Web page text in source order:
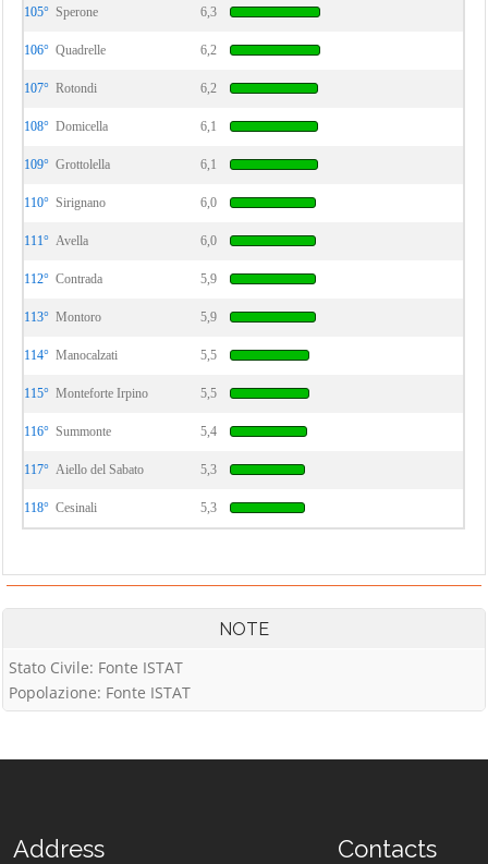
105° Sperone 6,3
106° Quadrelle 6,2
107° Rotondi 6,2
108° Domicella 6,1
109° Grottolella 6,1
110° Sirignano 6,0
111° Avella 6,0
112° Contrada 5,9
113° Montoro 5,9
114° Manocalzati 5,5
115° Monteforte Irpino 5,5
116° Summonte 5,4
117° Aiello del Sabato 5,3
118° Cesinali 5,3
NOTE
Stato Civile: Fonte ISTAT
Popolazione: Fonte ISTAT
Address Contacts